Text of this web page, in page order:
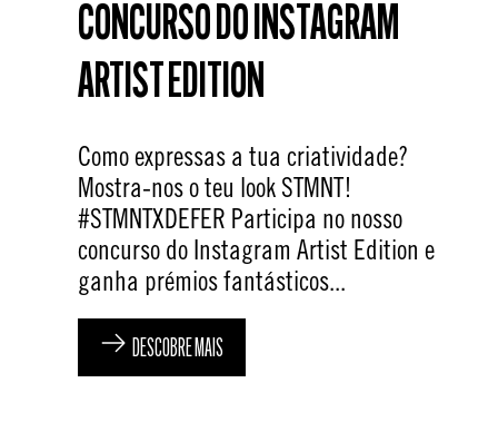
CONCURSO DO INSTAGRAM
ARTIST EDITION
Como expressas a tua criatividade?
Mostra-nos o teu look STMNT!
#STMNTXDEFER Participa no nosso
concurso do Instagram Artist Edition e
ganha prémios fantásticos...
DESCOBRE MAIS